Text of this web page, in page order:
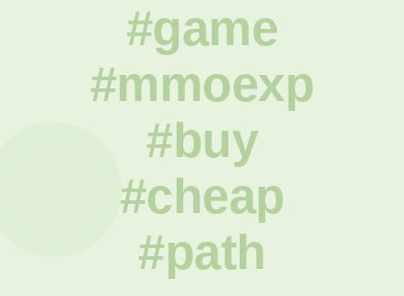
#game
#mmoexp
#buy
#cheap
#path